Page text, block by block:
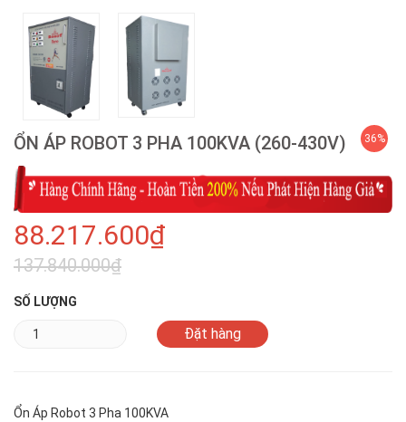
ỔN ÁP ROBOT 3 PHA 100KVA (260-430V)
88.217.600₫
137.840.000₫
36%
SỐ LƯỢNG
Ổn Áp Robot 3 Pha 100KVA